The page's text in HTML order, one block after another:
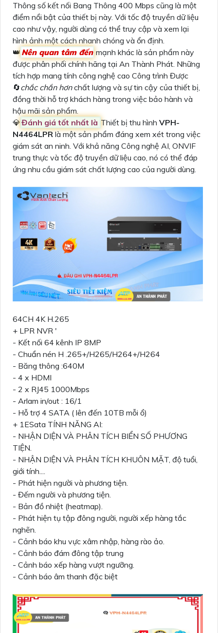
Thông số kết nối Bang Thông 400 Mbps cũng là một
điểm nổi bật của thiết bị này. Với tốc độ truyền dữ liệu
cao như vậy, người dùng có thể truy cập và xem lại
hình ảnh một cách nhanh chóng và ổn định.
👑 Nên quan tâm đến mạnh khác là sản phẩm này
được phân phối chính hãng tại An Thành Phát. Những
tích hợp mang tính công nghệ cao Công trình Được
🔄chắc chắn hơnchất lượng và sự tin cậy của thiết bị,
đồng thời hỗ trợ khách hàng trong việc bảo hành và
hậu mãi sản phẩm.
💎Đánh giá tốt nhất là Thiết bị thu hình VPH-
N4464LPRlà một sản phẩm đáng xem xét trong việc
giám sát an ninh. Với khả năng Công nghệ AI, ONVIF
trung thực và tốc độ truyền dữ liệu cao, nó có thể đáp
ứng nhu cầu giám sát chất lượng cao của người dùng.
64CH 4K H.265
+ LPR NVR '
- Kết nối 64 kênh IP 8MP
- Chuẩn nén H .265+/H265/H264+/H264
- Băng thông :640M
- 4 x HDMI
- 2 x RJ45 1000Mbps
- Arlam in/out : 16/1
- Hỗ trợ 4 SATA ( lên đến 10TB mỗi ổ)
+ 1ESata TÍNH NĂNG AI:
- NHẬN DIỆN VÀ PHÂN TÍCH BIỂN SỐ PHƯƠNG
TIỆN.
- NHẬN DIỆN VÀ PHÂN TÍCH KHUÔN MẶT, độ tuổi,
giới tính....
- Phát hiện người và phương tiện.
- Đếm người và phương tiện.
- Bản đồ nhiệt (heatmap).
- Phát hiện tụ tập đông người, người xếp hàng tắc
nghẽn.
- Cảnh báo khu vực xâm nhập, hàng rào ảo.
- Cảnh báo đám đông tập trung
- Cảnh báo xếp hàng vượt ngưỡng.
- Cảnh báo âm thanh đặc biệt